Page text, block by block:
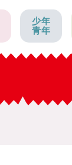
少年
青年